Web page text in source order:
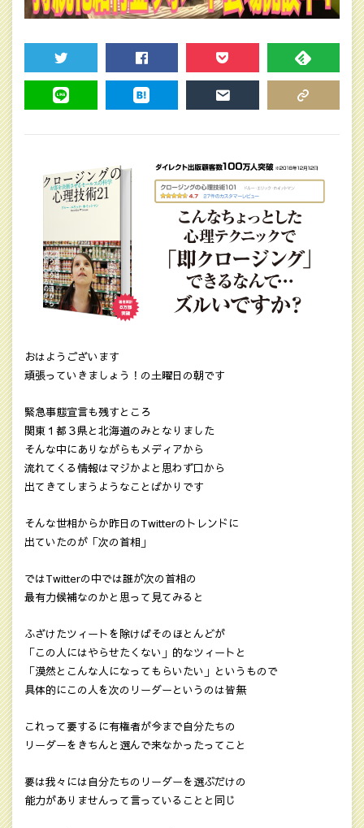
TWEET SHARE POCKET FEEDLY
おはようございます
頑張っていきましょう！の土曜日の朝です
緊急事態宣言も残すところ
関東１都３県と北海道のみとなりました
そんな中にありながらもメディアから
流れてくる情報はマジかよと思わず口から
出てきてしまうようなことばかりです
そんな世相からか昨日のTwitterのトレンドに
出ていたのが「次の首相」
ではTwitterの中では誰が次の首相の
最有力候補なのかと思って見てみると
ふざけたツィートを除けばそのほとんどが
「この人にはやらせたくない」的なツィートと
「漠然とこんな人になってもらいたい」というもので
具体的にこの人を次のリーダーというのは皆無
これって要するに有権者が今まで自分たちの
リーダーをきちんと選んで来なかったってこと
要は我々には自分たちのリーダーを選ぶだけの
能力がありませんって言っていることと同じ